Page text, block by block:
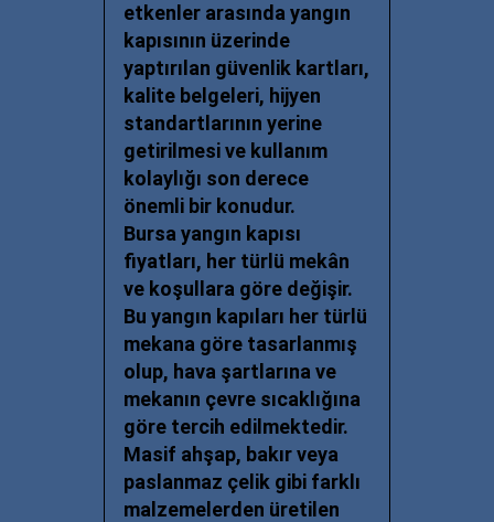
etkenler arasında yangın
kapısının üzerinde
yaptırılan güvenlik kartları,
kalite belgeleri, hijyen
standartlarının yerine
getirilmesi ve kullanım
kolaylığı son derece
önemli bir konudur.
Bursa yangın kapısı
fiyatları, her türlü mekân
ve koşullara göre değişir.
Bu yangın kapıları her türlü
mekana göre tasarlanmış
olup, hava şartlarına ve
mekanın çevre sıcaklığına
göre tercih edilmektedir.
Masif ahşap, bakır veya
paslanmaz çelik gibi farklı
malzemelerden üretilen